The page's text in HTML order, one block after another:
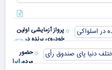
پرواز آزمایشی اولین
خودروی پرنده در
اسلواکی
حضور
مردم ایران